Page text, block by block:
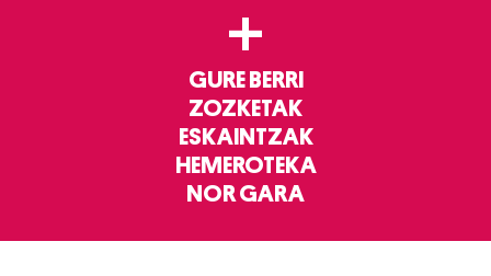
+
GURE BERRI
ZOZKETAK
ESKAINTZAK
HEMEROTEKA
NOR GARA